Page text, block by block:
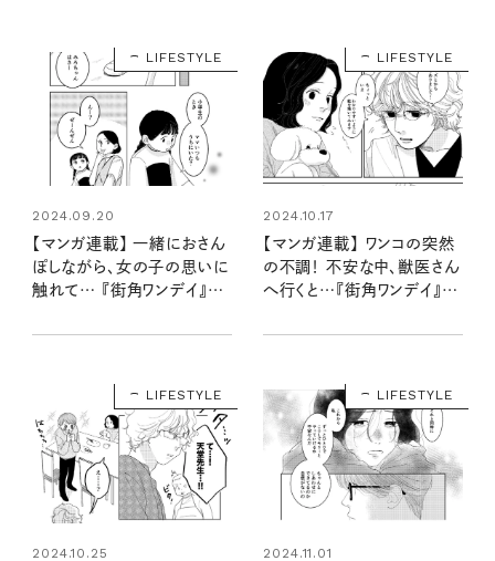
LIFESTYLE
2024.09.20
【マンガ連載】 一緒におさん
ぽしながら、女の子の思いに
触れて… 『街角ワンデイ』第
LIFESTYLE
2024.10.17
【マンガ連載】 ワンコの突然
の不調！ 不安な中、獣医さん
へ行くと…『街角ワンデイ』第
LIFESTYLE
2024.10.25
LIFESTYLE
2024.11.01